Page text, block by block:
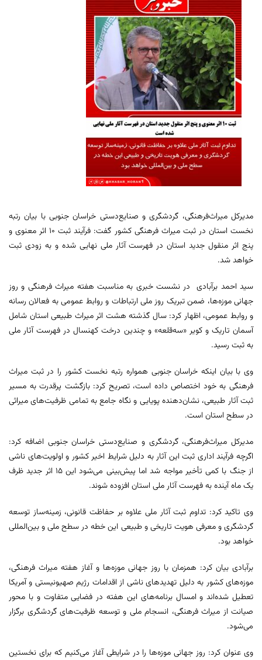
مدیرکل میراث‌فرهنگی، گردشگری و صنایع‌دستی خراسان جنوبی با بیان رتبه
نخست استان در ثبت میراث فرهنگی کشور گفت: فرآیند ثبت 10 اثر معنوی و
پنج اثر منقول جدید استان در فهرست آثار ملی نهایی شده و به زودی ثبت
خواهد شد.
سید احمد برآبادی در نشست خبری به مناسبت هفته میراث فرهنگی و روز
جهانی موزه‌ها، ضمن تبریک روز ملی ارتباطات و روابط عمومی به فعالان رسانه
و روابط عمومی، اظهار کرد: سال گذشته هشت اثر میراث طبیعی استان شامل
آسمان تاریک و کویر «سه‌قلعه» و چندین درخت کهنسال در فهرست آثار ملی
به ثبت رسید.
وی با بیان اینکه خراسان جنوبی همواره رتبه نخست کشور را در ثبت میراث
فرهنگی به خود اختصاص داده است، تصریح کرد: بازگشت پرقدرت به مسیر
ثبت آثار طبیعی، نشان‌دهنده پویایی و نگاه جامع به تمامی ظرفیت‌های میراثی
در سطح استان است.
مدیرکل میراث‌فرهنگی، گردشگری و صنایع‌دستی خراسان جنوبی اضافه کرد:
اگرچه فرآیند اداری ثبت این آثار به دلیل شرایط اخیر کشور و اولویت‌های ناشی
از جنگ با کمی تأخیر مواجه شد اما پیش‌بینی می‌شود این ۱۵ اثر جدید ظرف
یک ماه آینده به فهرست آثار ملی استان افزوده شوند.
وی تاکید کرد: تداوم ثبت آثار ملی علاوه بر حفاظت قانونی، زمینه‌ساز توسعه
گردشگری و معرفی هویت تاریخی و طبیعی این خطه در سطح ملی و بین‌المللی
خواهد بود.
برآبادی بیان کرد: همزمان با روز جهانی موزه‌ها و آغاز هفته میراث فرهنگی،
موزه‌های کشور به دلیل تهدیدهای ناشی از اقدامات رژیم صهیونیستی و آمریکا
تعطیل شده‌اند و امسال برنامه‌های این هفته در فضایی متفاوت و با محور
صیانت از میراث فرهنگی، انسجام ملی و توسعه ظرفیت‌های گردشگری برگزار
می‌شود.
وی عنوان کرد: روز جهانی موزه‌ها را در شرایطی آغاز می‌کنیم که برای نخستین